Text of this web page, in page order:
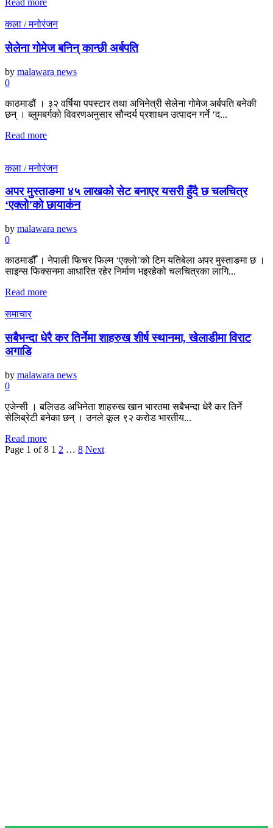
Read more
कला / मनोरंजन
सेलेना गोमेज बनिन् कान्छी अर्बपति
by malawara news
0
काठमाडौं । ३२ वर्षिया पपस्टार तथा अभिनेत्री सेलेना गोमेज अर्बपति बनेकी
छन् । ब्लुमबर्गको विवरणअनुसार सौन्दर्य प्रशाधन उत्पादन गर्ने ‘द...
Read more
कला / मनोरंजन
अपर मुस्ताङमा ४५ लाखको सेट बनाएर यसरी हुँदै छ चलचित्र
‘एक्लो’को छायाकंन
by malawara news
0
काठमाडौँ । नेपाली फिचर फिल्म ‘एक्लो’को टिम यतिबेला अपर मुस्ताङमा छ ।
साइन्स फिक्सनमा आधारित रहेर निर्माण भइरहेको चलचित्रका लागि...
Read more
समाचार
सबैभन्दा धेरै कर तिर्नेमा शाहरुख शीर्ष स्थानमा, खेलाडीमा विराट
अगाडि
by malawara news
0
एजेन्सी । बलिउड अभिनेता शाहरुख खान भारतमा सबैभन्दा धेरै कर तिर्ने
सेलिब्रेटी बनेका छन् । उनले कूल ९२ करोड भारतीय...
Read more
Page 1 of 8 1 2 … 8 Next